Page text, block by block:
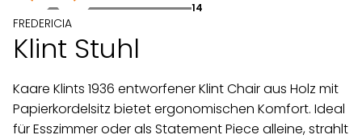
14
FREDERICIA
Klint Stuhl
Kaare Klints 1936 entworfener Klint Chair aus Holz mit
Papierkordelsitz bietet ergonomischen Komfort. Ideal
für Esszimmer oder als Statement Piece alleine, strahlt